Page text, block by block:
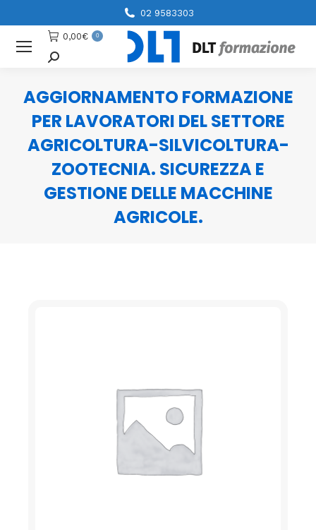
02 9583303
0,00€ 0
Cerca
AGGIORNAMENTO FORMAZIONE
PER LAVORATORI DEL SETTORE
AGRICOLTURA-SILVICOLTURA-
ZOOTECNIA. SICUREZZA E
GESTIONE DELLE MACCHINE
AGRICOLE.